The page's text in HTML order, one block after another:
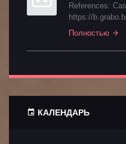
References:
https://
Полностью
КАЛЕНДАРЬ